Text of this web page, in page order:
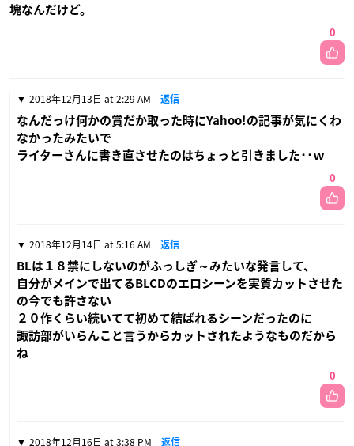
塊なんだけど。
0
2018年12月13日 at 2:29 AM 返信
なんだっけ何かの賞だか取った時にYahoo!の記事が気にくわ
なかったみたいで
ライターさんに書き直させたのはちょっと引きました･･ｗ
0
2018年12月14日 at 5:16 AM 返信
BLは１８禁にしないのがふっしぎ～みたいな発言して、
自分がメインで出てるBLCDのエロシーンを実質カットさせた
の今でも許さない
２０作くらい続いてて初めて結ばれるシーンだったのに
諏訪部がいらんこと言うからカットされたようなものだから
ね
0
2018年12月16日 at 3:38 PM 返信